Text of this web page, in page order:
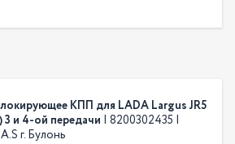
КПП для LADA Largus JR5
3 и 4-ой передачи | 8200302435 |
г. Булонь